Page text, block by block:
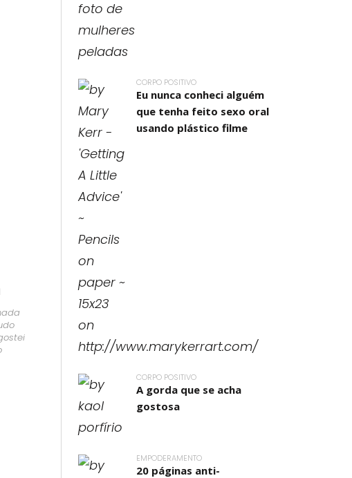
CORPO POSITIVO
Eu nunca conheci alguém
que tenha feito sexo oral
usando plástico filme
CORPO POSITIVO
A gorda que se acha
gostosa
EMPODERAMENTO
20 páginas anti-